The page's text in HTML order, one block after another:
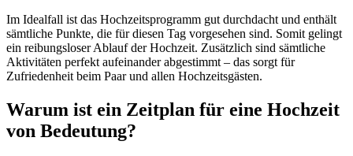
Im Idealfall ist das Hochzeitsprogramm gut durchdacht und enthält
sämtliche Punkte, die für diesen Tag vorgesehen sind. Somit gelingt
ein reibungsloser Ablauf der Hochzeit. Zusätzlich sind sämtliche
Aktivitäten perfekt aufeinander abgestimmt – das sorgt für
Zufriedenheit beim Paar und allen Hochzeitsgästen.
Warum ist ein Zeitplan für eine Hochzeit
von Bedeutung?